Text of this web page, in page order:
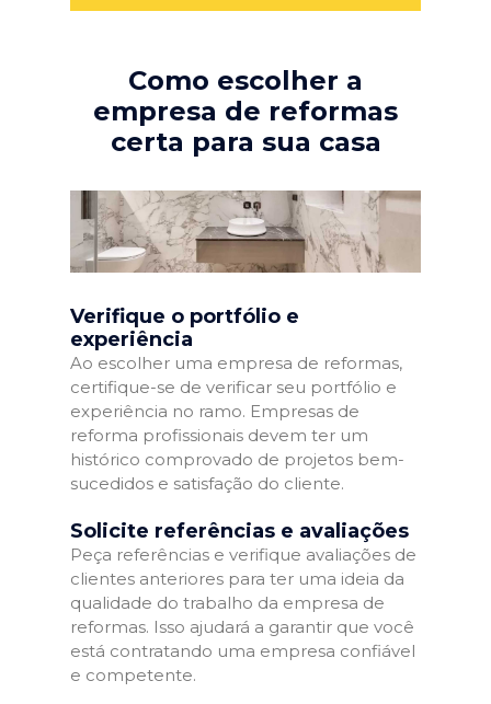
Como escolher a
empresa de reformas
certa para sua casa
Verifique o portfólio e
experiência
Ao escolher uma empresa de reformas,
certifique-se de verificar seu portfólio e
experiência no ramo. Empresas de
reforma profissionais devem ter um
histórico comprovado de projetos bem-
sucedidos e satisfação do cliente.
Solicite referências e avaliações
Peça referências e verifique avaliações de
clientes anteriores para ter uma ideia da
qualidade do trabalho da empresa de
reformas. Isso ajudará a garantir que você
está contratando uma empresa confiável
e competente.